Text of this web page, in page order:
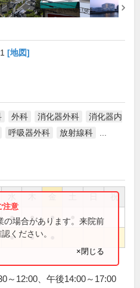
[地図]
外科 消化器外科
消化器内
呼吸器外科 放射線科
祝
● ● ●
● ●
の場合があります。来院前
ください。
×閉じる
～12:00、午後14:00～17:00